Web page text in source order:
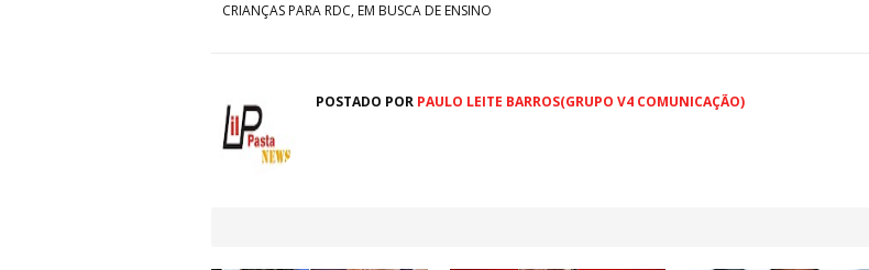
CRIANÇAS PARA RDC, EM BUSCA DE ENSINO
POSTADO POR PAULO LEITE BARROS(GRUPO V4 COMUNICAÇÃO)